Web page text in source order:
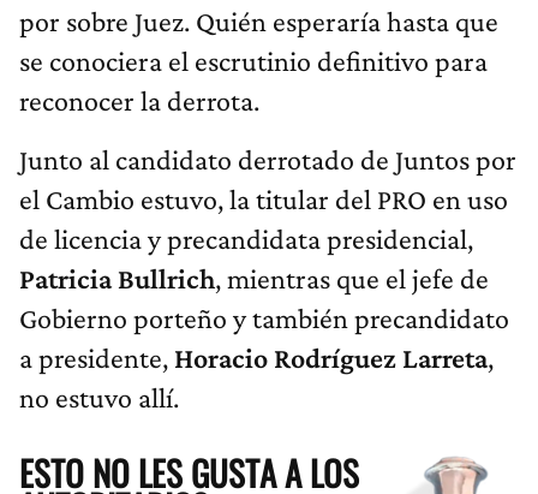
por sobre Juez. Quién esperaría hasta que
se conociera el escrutinio definitivo para
reconocer la derrota.
Junto al candidato derrotado de Juntos por
el Cambio estuvo, la titular del PRO en uso
de licencia y precandidata presidencial,
Patricia Bullrich, mientras que el jefe de
Gobierno porteño y también precandidato
a presidente, Horacio Rodríguez Larreta,
no estuvo allí.
ESTO NO LES GUSTA A LOS